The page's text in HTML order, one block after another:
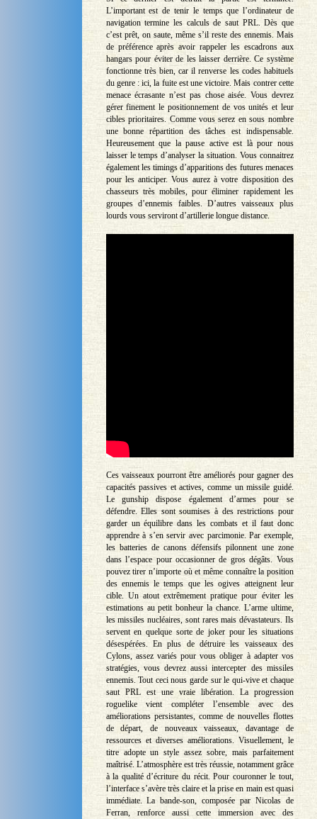
L’important est de tenir le temps que l’ordinateur de
navigation termine les calculs de saut PRL. Dès que
c’est prêt, on saute, même s’il reste des ennemis. Mais
de préférence après avoir rappeler les escadrons aux
hangars pour éviter de les laisser derrière. Ce système
fonctionne très bien, car il renverse les codes habituels
du genre : ici, la fuite est une victoire. Mais contrer cette
menace écrasante n’est pas chose aisée. Vous devrez
gérer finement le positionnement de vos unités et leur
cibles prioritaires. Comme vous serez en sous nombre
une bonne répartition des tâches est indispensable.
Heureusement que la pause active est là pour nous
laisser le temps d’analyser la situation. Vous connaitrez
également les timings d’apparitions des futures menaces
pour les anticiper. Vous aurez à votre disposition des
chasseurs très mobiles, pour éliminer rapidement les
groupes d’ennemis faibles. D’autres vaisseaux plus
lourds vous serviront d’artillerie longue distance.
Ces vaisseaux pourront être améliorés pour gagner des
capacités passives et actives, comme un missile guidé.
Le gunship dispose également d’armes pour se
défendre. Elles sont soumises à des restrictions pour
garder un équilibre dans les combats et il faut donc
apprendre à s’en servir avec parcimonie. Par exemple,
les batteries de canons défensifs pilonnent une zone
dans l’espace pour occasionner de gros dégâts. Vous
pouvez tirer n’importe où et même connaître la position
des ennemis le temps que les ogives atteignent leur
cible. Un atout extrêmement pratique pour éviter les
estimations au petit bonheur la chance. L’arme ultime,
les missiles nucléaires, sont rares mais dévastateurs. Ils
servent en quelque sorte de joker pour les situations
désespérées. En plus de détruire les vaisseaux des
Cylons, assez variés pour vous obliger à adapter vos
stratégies, vous devrez aussi intercepter des missiles
ennemis. Tout ceci nous garde sur le qui-vive et chaque
saut PRL est une vraie libération. La progression
roguelike vient compléter l’ensemble avec des
améliorations persistantes, comme de nouvelles flottes
de départ, de nouveaux vaisseaux, davantage de
ressources et diverses améliorations. Visuellement, le
titre adopte un style assez sobre, mais parfaitement
maîtrisé. L’atmosphère est très réussie, notamment grâce
à la qualité d’écriture du récit. Pour couronner le tout,
l’interface s’avère très claire et la prise en main est quasi
immédiate. La bande-son, composée par Nicolas de
Ferran, renforce aussi cette immersion avec des